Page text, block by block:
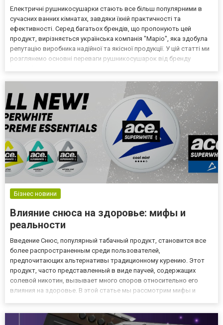
Електричні рушникосушарки стають все більш популярними в
сучасних ванних кімнатах, завдяки їхній практичності та
ефективності. Серед багатьох брендів, що пропонують цей
продукт, вирізняється українська компанія "Маріо", яка здобула
репутацію виробника надійної та якісної продукції. У цій статті ми
розглянемо основні переваги рушникосушарок від бренду
Бізнес новини
Влияние снюса на здоровье: мифы и
реальности
Введение Снюс, популярный табачный продукт, становится все
более распространенным среди пользователей,
предпочитающих альтернативы традиционному курению. Этот
продукт, часто представленный в виде паучей, содержащих
солевой никотин, вызывает много споров относительно его
влияния на здоровье. В этой статье мы рассмотрим мифы и
лучше понять его воздей...